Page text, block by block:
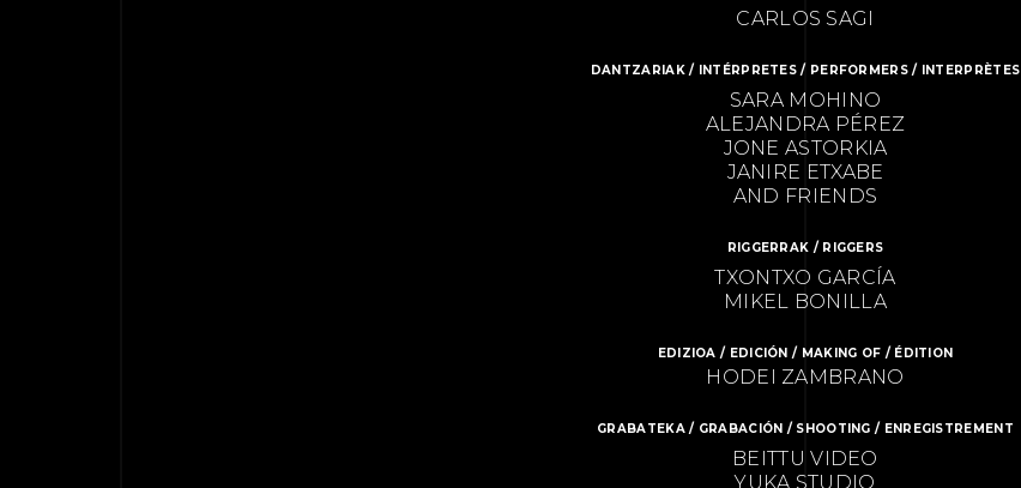
CARLOS SAGI
DANTZARIAK / INTÉRPRETES / PERFORMERS / INTERPRÈTES
SARA MOHINO
ALEJANDRA PÉREZ
JONE ASTORKIA
JANIRE ETXABE
AND FRIENDS
RIGGERRAK / RIGGERS
TXONTXO GARCÍA
MIKEL BONILLA
EDIZIOA / EDICIÓN / MAKING OF / ÉDITION
HODEI ZAMBRANO
GRABATEKA / GRABACIÓN / SHOOTING / ENREGISTREMENT
BEITTU VIDEO
YUKA STUDIO